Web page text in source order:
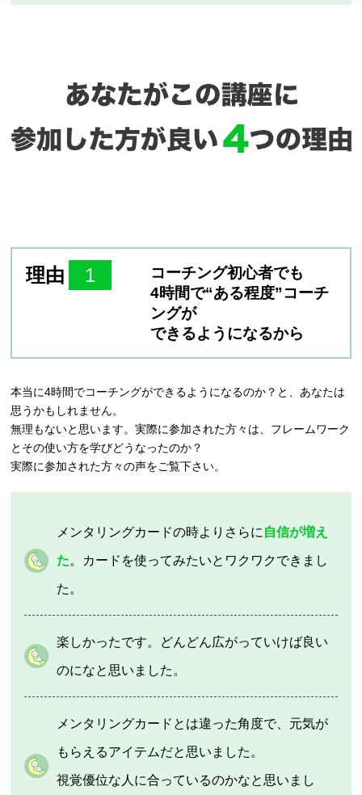
理由 1
コーチング初心者でも
4時間で“ある程度”コーチ
ングが
できるようになるから
本当に4時間でコーチングができるようになるのか？と、あなたは
思うかもしれません。
無理もないと思います。実際に参加された方々は、フレームワーク
とその使い方を学びどうなったのか？
実際に参加された方々の声をご覧下さい。
メンタリングカードの時よりさらに 自信が増え
た。カードを使ってみたいとワクワクできまし
た。
楽しかったです。どんどん広がっていけば良い
のになと思いました。
メンタリングカードとは違った角度で、元気が
もらえるアイテムだと思いました。
視覚優位な人に合っているのかなと思いまし